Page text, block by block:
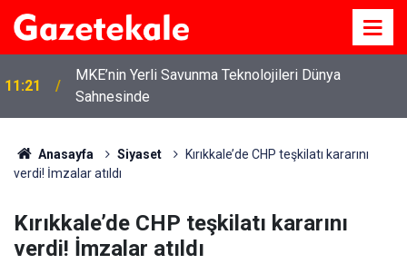
11:21
MKE’nin Yerli Savunma Teknolojileri Dünya
Sahnesinde
Anasayfa Siyaset
Kırıkkale’de CHP teşkilatı kararını
verdi! İmzalar atıldı
Kırıkkale’de CHP teşkilatı kararını
verdi! İmzalar atıldı